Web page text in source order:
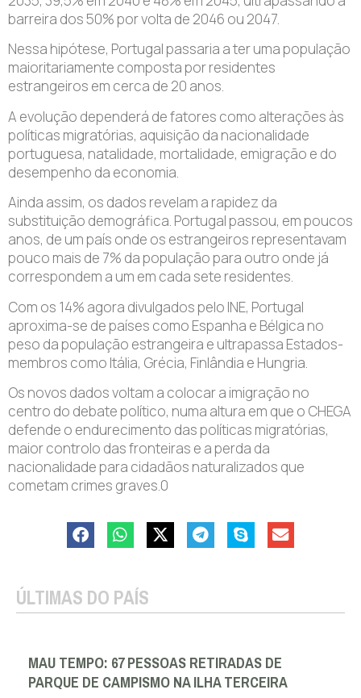
barreira dos 50% por volta de 2046 ou 2047.
Nessa hipótese, Portugal passaria a ter uma população
maioritariamente composta por residentes
estrangeiros em cerca de 20 anos.
A evolução dependerá de fatores como alterações às
políticas migratórias, aquisição da nacionalidade
portuguesa, natalidade, mortalidade, emigração e do
desempenho da economia.
Ainda assim, os dados revelam a rapidez da
substituição demográfica. Portugal passou, em poucos
anos, de um país onde os estrangeiros representavam
pouco mais de 7% da população para outro onde já
correspondem a um em cada sete residentes.
Com os 14% agora divulgados pelo INE, Portugal
aproxima-se de países como Espanha e Bélgica no
peso da população estrangeira e ultrapassa Estados-
membros como Itália, Grécia, Finlândia e Hungria.
Os novos dados voltam a colocar a imigração no
centro do debate político, numa altura em que o CHEGA
defende o endurecimento das políticas migratórias,
maior controlo das fronteiras e a perda da
nacionalidade para cidadãos naturalizados que
cometam crimes graves.0
ÚLTIMAS DO PAÍS
MAU TEMPO: 67 PESSOAS RETIRADAS DE
PARQUE DE CAMPISMO NA ILHA TERCEIRA